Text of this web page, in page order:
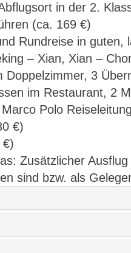
in der 2.
(ca. 169 €)
Rundreise in guten,
– Xian, Xian –
Doppelzimmer, 3
im Restaurant, 2
Polo Reiseleitung
€)
€)
Zusätzlicher
sind bzw. als